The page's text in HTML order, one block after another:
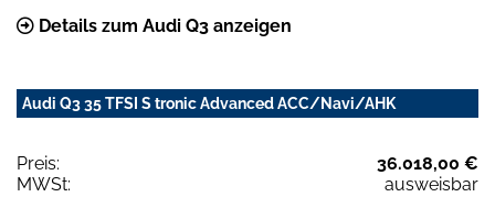
Details zum Audi Q3 anzeigen
Audi Q3 35 TFSI S tronic Advanced ACC/Navi/AHK
Preis:
36.018,00 €
MWSt:
ausweisbar